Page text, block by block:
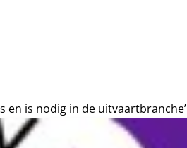
en is nodig in de uitvaartbranche’